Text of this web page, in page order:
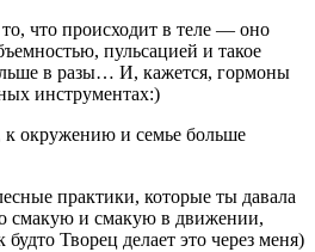
что происходит в теле — оно
пульсацией и такое
в разы… И, кажется, гормоны
инструментах:)
к окружению и семье больше
практики, которые ты давала
смакую и смакую в движении,
Творец делает это через меня)